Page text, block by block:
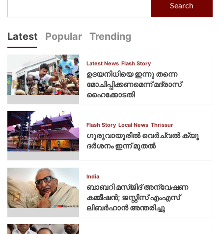
Search
Latest Popular Trending
Latest News Flash Story
ഉദയനിധിയെ ഇന്നു തന്നെ
മോചിപ്പിക്കണമെന്ന് മദ്രാസ്
ഹൈക്കോടതി
Flash Story Local News Thrissur
ഗുരുവായൂരില്‍ വെര്‍ച്വല്‍ ക്യൂ
ദര്‍ശനം ഇന്ന് മുതല്‍
India
ബാബറി മസ്ജിദ് അന്വേഷണ
കമ്മീഷന്‍; ജസ്റ്റിസ് എംഎസ്
ലിബര്‍ഹാന്‍ അന്തരിച്ചു